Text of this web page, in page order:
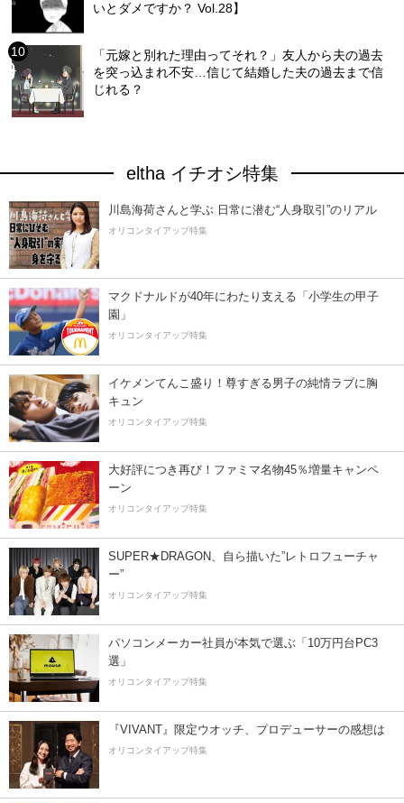
いとダメですか？ Vol.28】
「元嫁と別れた理由ってそれ？」友人から夫の過去
を突っ込まれ不安…信じて結婚した夫の過去まで信
じれる？
eltha イチオシ特集
川島海荷さんと学ぶ 日常に潜む“人身取引”のリアル
オリコンタイアップ特集
マクドナルドが40年にわたり支える「小学生の甲子
園」
オリコンタイアップ特集
イケメンてんこ盛り！尊すぎる男子の純情ラブに胸
キュン
オリコンタイアップ特集
大好評につき再び！ファミマ名物45％増量キャンペ
ーン
オリコンタイアップ特集
SUPER★DRAGON、自ら描いた”レトロフューチャ
ー”
オリコンタイアップ特集
パソコンメーカー社員が本気で選ぶ「10万円台PC3
選」
オリコンタイアップ特集
『VIVANT』限定ウオッチ、プロデューサーの感想は
オリコンタイアップ特集